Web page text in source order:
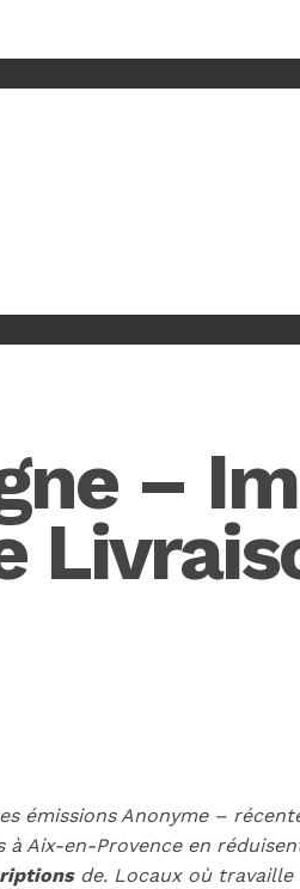
–
émissions Anonyme –
Aix-en-Provence en
de. Locaux où travaille